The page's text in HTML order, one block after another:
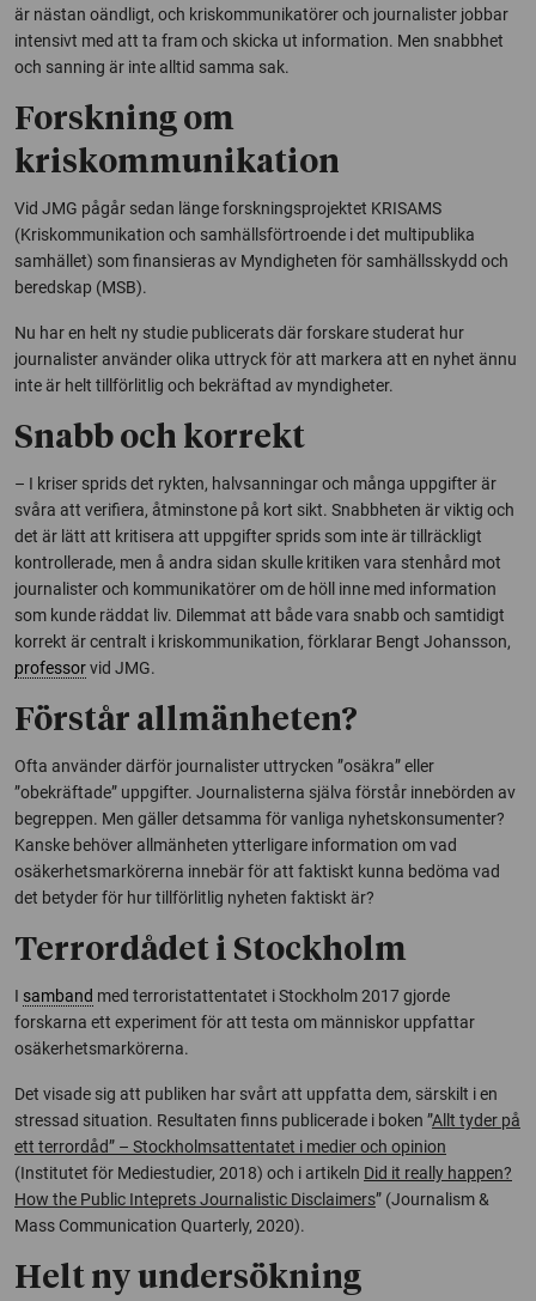
är nästan oändligt, och kriskommunikatörer och journalister jobbar
intensivt med att ta fram och skicka ut information. Men snabbhet
och sanning är inte alltid samma sak.
Forskning om
kriskommunikation
Vid JMG pågår sedan länge forskningsprojektet KRISAMS
(Kriskommunikation och samhällsförtroende i det multipublika
samhället) som finansieras av Myndigheten för samhällsskydd och
beredskap (MSB).
Nu har en helt ny studie publicerats där forskare studerat hur
journalister använder olika uttryck för att markera att en nyhet ännu
inte är helt tillförlitlig och bekräftad av myndigheter.
Snabb och korrekt
– I kriser sprids det rykten, halvsanningar och många uppgifter är
svåra att verifiera, åtminstone på kort sikt. Snabbheten är viktig och
det är lätt att kritisera att uppgifter sprids som inte är tillräckligt
kontrollerade, men å andra sidan skulle kritiken vara stenhård mot
journalister och kommunikatörer om de höll inne med information
som kunde räddat liv. Dilemmat att både vara snabb och samtidigt
korrekt är centralt i kriskommunikation, förklarar Bengt Johansson,
professorvid JMG.
Förstår allmänheten?
Ofta använder därför journalister uttrycken ”osäkra” eller
”obekräftade” uppgifter. Journalisterna själva förstår innebörden av
begreppen. Men gäller detsamma för vanliga nyhetskonsumenter?
Kanske behöver allmänheten ytterligare information om vad
osäkerhetsmarkörerna innebär för att faktiskt kunna bedöma vad
det betyder för hur tillförlitlig nyheten faktiskt är?
Terrordådet i Stockholm
I samband med terroristattentatet i Stockholm 2017 gjorde
forskarna ett experiment för att testa om människor uppfattar
osäkerhetsmarkörerna.
Det visade sig att publiken har svårt att uppfatta dem, särskilt i en
stressad situation. Resultaten finns publicerade i boken ”Allt tyder på
ett terrordåd” – Stockholmsattentatet i medier och opinion
(Institutet för Mediestudier, 2018) och i artikeln Did it really happen?
How the Public Inteprets Journalistic Disclaimers” (Journalism &
Mass Communication Quarterly, 2020).
Helt ny undersökning